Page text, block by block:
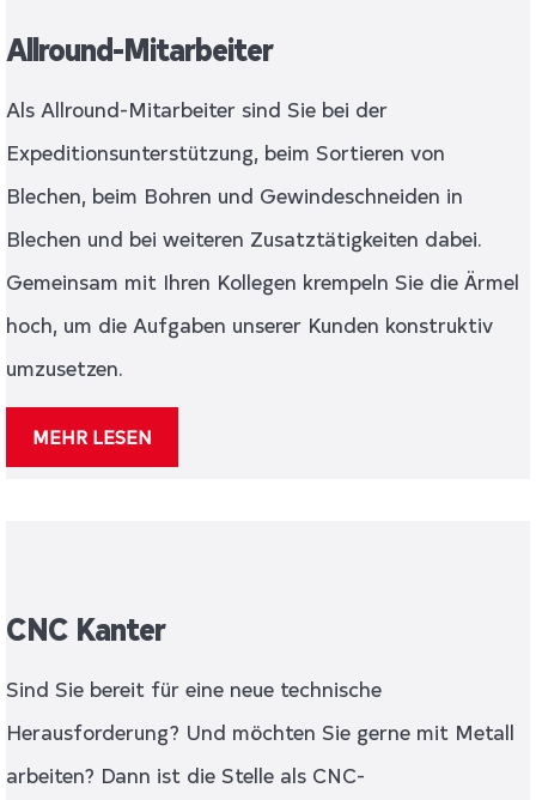
Allround-Mitarbeiter
Als Allround-Mitarbeiter sind Sie bei der
Expeditionsunterstützung, beim Sortieren von
Blechen, beim Bohren und Gewindeschneiden in
Blechen und bei weiteren Zusatztätigkeiten dabei.
Gemeinsam mit Ihren Kollegen krempeln Sie die Ärmel
hoch, um die Aufgaben unserer Kunden konstruktiv
umzusetzen.
MEHR LESEN
CNC Kanter
Sind Sie bereit für eine neue technische
Herausforderung? Und möchten Sie gerne mit Metall
arbeiten? Dann ist die Stelle als CNC-